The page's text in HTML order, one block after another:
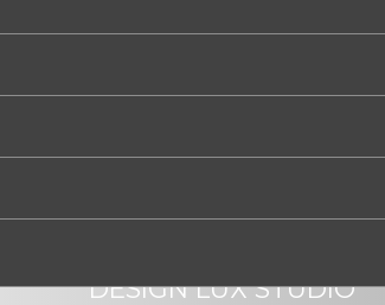
DESIGN LUX STUDIO